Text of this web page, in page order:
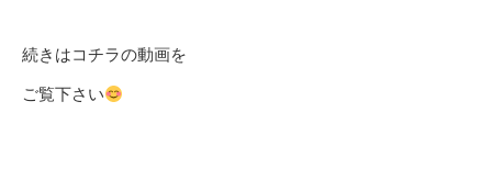
続きはコチラの動画を
ご覧下さい